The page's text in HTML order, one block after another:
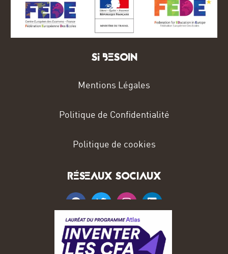
Si BESOIN
Mentions Légales
Politique de Confidentialité
Politique de cookies
RÉSEAUX SOCIAUX